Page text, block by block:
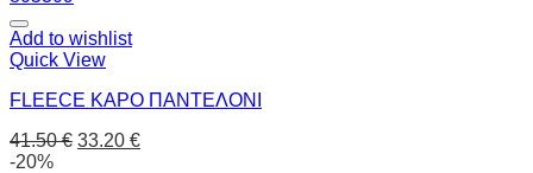
Add to wishlist
Quick View
FLEECE ΚΑΡΟ ΠΑΝΤΕΛΟΝΙ
41.50€ 33.20 €
-20%